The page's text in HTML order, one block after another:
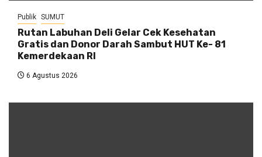
Publik SUMUT
Rutan Labuhan Deli Gelar Cek Kesehatan
Gratis dan Donor Darah Sambut HUT Ke- 81
Kemerdekaan RI
6 Agustus 2026